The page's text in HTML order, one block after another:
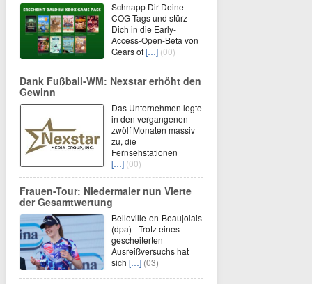
Schnapp Dir Deine
COG-Tags und stürz
Dich in die Early-
Access-Open-Beta von
Gears of[…] (00)
Dank Fußball-WM: Nexstar erhöht den
Gewinn
Das Unternehmen legte
in den vergangenen
zwölf Monaten massiv
zu, die
Fernsehstationen
[…] (00)
Frauen-Tour: Niedermaier nun Vierte
der Gesamtwertung
Belleville-en-Beaujolais
(dpa) - Trotz eines
gescheiterten
Ausreißversuchs hat
sich […] (03)